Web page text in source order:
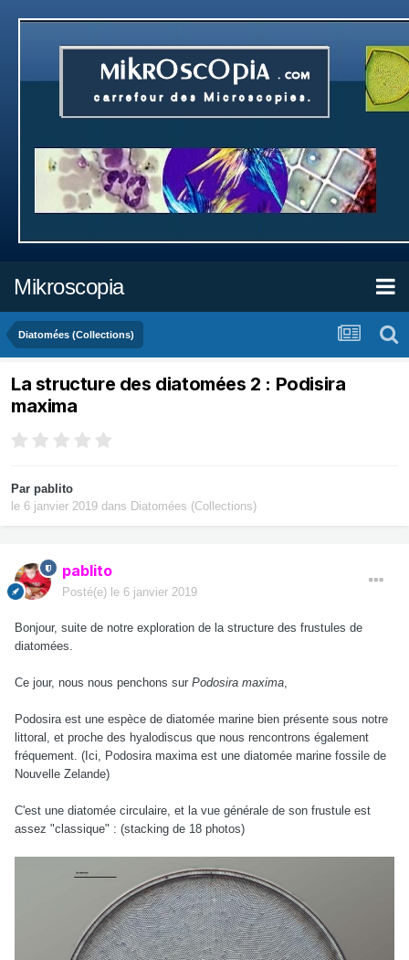
Mikroscopia
Diatomées (Collections)
La structure des diatomées 2 : Podisira
maxima
Par pablito
le 6 janvier 2019 dans Diatomées (Collections)
pablito
Posté(e) le 6 janvier 2019
Bonjour, suite de notre exploration de la structure des frustules de
diatomées.
Ce jour, nous nous penchons sur Podosira maxima,
Podosira est une espèce de diatomée marine bien présente sous notre
littoral, et proche des hyalodiscus que nous rencontrons également
fréquement. (Ici, Podosira maxima est une diatomée marine fossile de
Nouvelle Zelande)
C'est une diatomée circulaire, et la vue générale de son frustule est
assez "classique" : (stacking de 18 photos)